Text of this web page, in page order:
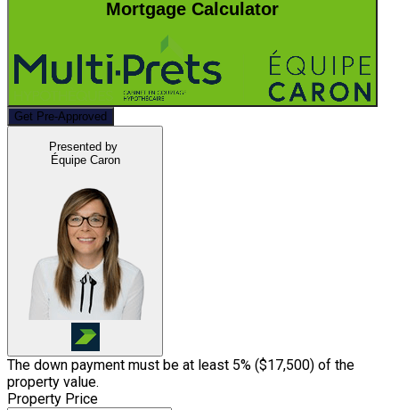
Mortgage Calculator
Get Pre-Approved
Presented by
Équipe Caron
The down payment must be at least 5% ($17,500) of the
property value.
Property Price